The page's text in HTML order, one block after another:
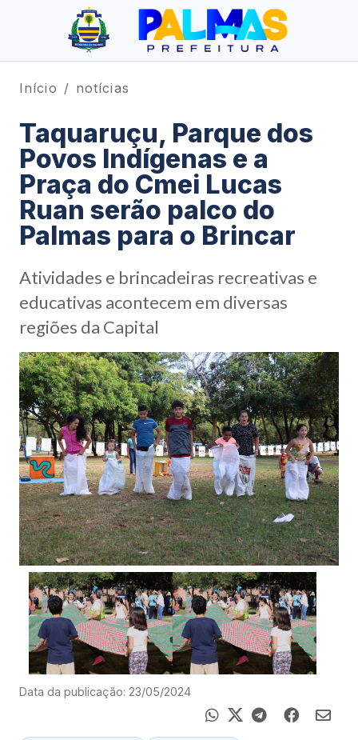
Início notícias
Taquaruçu, Parque dos
Povos Indígenas e a
Praça do Cmei Lucas
Ruan serão palco do
Palmas para o Brincar
Atividades e brincadeiras recreativas e
educativas acontecem em diversas
regiões da Capital
Data da publicação: 23/05/2024